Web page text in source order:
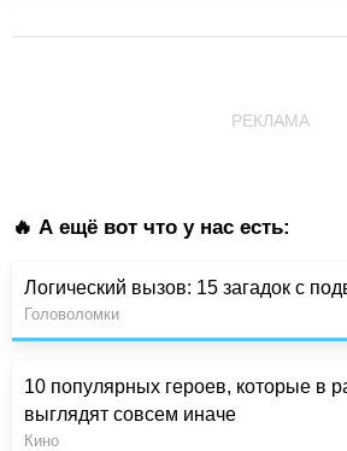
РЕКЛАМА
🔥 А ещё вот что у нас есть:
Логический вызов: 15 загадок с
Головоломки
10 популярных героев, которые в
выглядят совсем иначе
Кино